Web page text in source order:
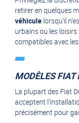
retirer en quelques
véhicule lorsqu’il
urbains ou les
compatibles avec
MODÈLES FIAT
La plupart des Fiat
acceptent
précisément pour